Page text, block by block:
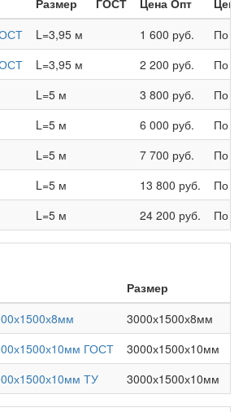
L=3,95 м 1 600 руб.
По
L=3,95 м 2 200 руб.
По
L=5 м 3 800 руб.
По
L=5 м 6 000 руб.
По
L=5 м 7 700 руб.
По
L=5 м 13 800 руб.
По
L=5 м 24 200 руб. По
Размер
3000х1500х8мм
ГОСТ
3000х1500х10мм
ТУ
3000х1500х10мм